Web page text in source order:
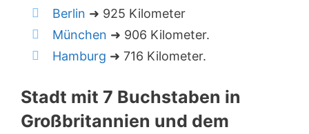
Berlin ➜ 925 Kilometer
München ➜ 906 Kilometer.
Hamburg ➜ 716 Kilometer.
Stadt mit 7 Buchstaben in
Großbritannien und dem